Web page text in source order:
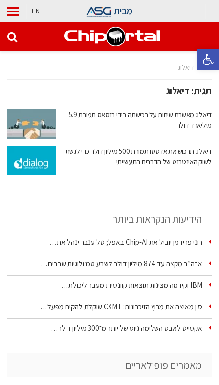
פתח סרגל נגישות
מבית EN
בית דיאלוג
תגית:דיאלוג
דיאלוג מאשרת שיחות על רכישתה בידי רנסאס תמורת 5.9
מיליארד דולר
דיאלוג תרכוש את אדסטו תמורת 500 מיליון דולר כדי לגשת
לשוק האינטרנט של הדברים התעשייתי
הידיעות הנקראות ביותר
רוני פרידמן יוביל את Chip‑AI באפל; טל ענבר ינהל את…
ארה״ב מקצה עד 874 מיליון דולר לשבע טכנולוגיות שבבים…
IBM וקידמה מציגות תוצאות קוונטיות מעבר ליכולת…
סין מאיצה את מרוץ הזיכרונות: CXMT שוקלת להקים מפעל…
אקסייט לאבס השלימה גיוס של יותר מ־300 מיליון דולר…
מאמרים פופולאריים